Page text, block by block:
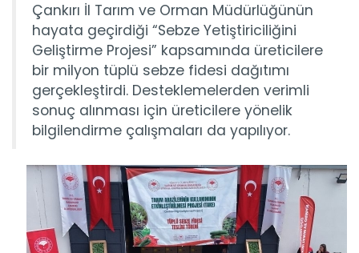
Çankırı İl Tarım ve Orman Müdürlüğünün
hayata geçirdiği “Sebze Yetiştiriciliğini
Geliştirme Projesi” kapsamında üreticilere
bir milyon tüplü sebze fidesi dağıtımı
gerçekleştirdi. Desteklemelerden verimli
sonuç alınması için üreticilere yönelik
bilgilendirme çalışmaları da yapılıyor.